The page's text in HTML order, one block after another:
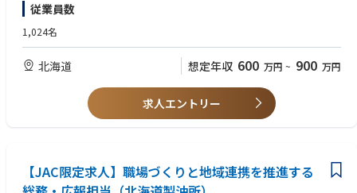
促進する業務。
4. 周辺地域との連携に基づく社会貢献活動の推進業務。
5. 工場内および周辺地域の生物多様性保全の推進業務。
6. サステナビリティに関する非財務情報開示準備対応業務。
7. SDGs、CSRの対応に関する業務。
【尚可】
・サステナビリティレポート発行スキル
・TCFD、TNFDの非財務情報開示対応経験者
従業員数
1,024名
北海道 想定年収 600 万円 ~ 900 万円
求人エントリー
【JAC限定求人】職場づくりと地域連携を推進する